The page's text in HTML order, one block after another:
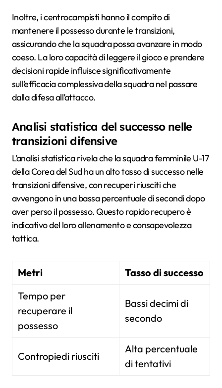
Inoltre, i centrocampisti hanno il compito di
mantenere il possesso durante le transizioni,
assicurando che la squadra possa avanzare in modo
coeso. La loro capacità di leggere il gioco e prendere
decisioni rapide influisce significativamente
sull’efficacia complessiva della squadra nel passare
dalla difesa all’attacco.
Analisi statistica del successo nelle
transizioni difensive
L’analisi statistica rivela che la squadra femminile U-17
della Corea del Sud ha un alto tasso di successo nelle
transizioni difensive, con recuperi riusciti che
avvengono in una bassa percentuale di secondi dopo
aver perso il possesso. Questo rapido recupero è
indicativo del loro allenamento e consapevolezza
tattica.
Metri
Tasso di successo
Tempo per
recuperare il
possesso
Bassi decimi di
secondo
Contropiedi riusciti
Alta percentuale
di tentativi